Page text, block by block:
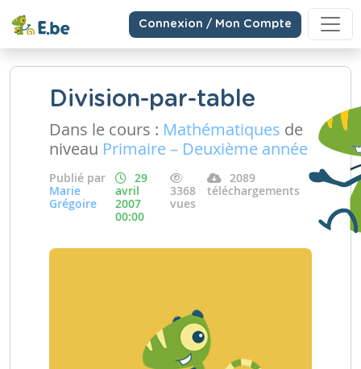
Connexion / Mon Compte
Division-par-table
Dans le cours : Mathématiques de
niveau Primaire – Deuxième année
Publié par
Marie
Grégoire
29
avril
2007
00:00
3368
vues
2089
téléchargements